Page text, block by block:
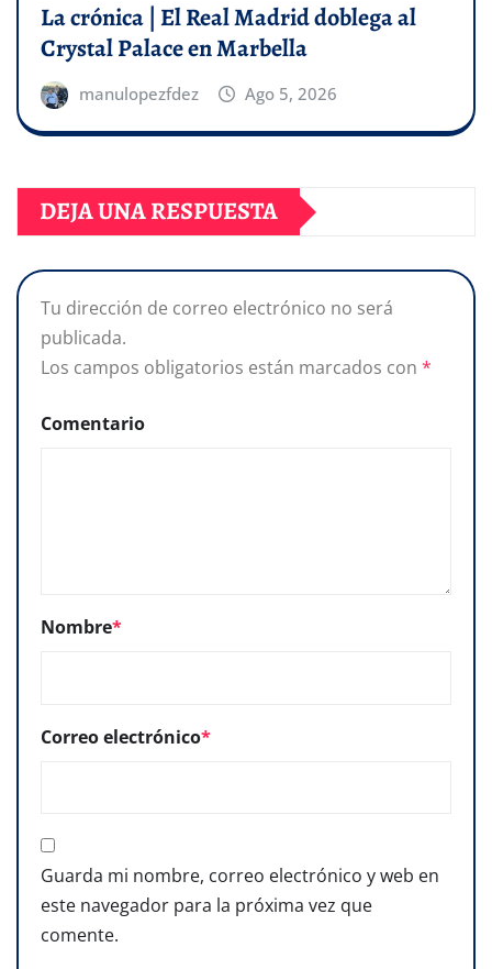
La crónica | El Real Madrid doblega al
Crystal Palace en Marbella
manulopezfdez Ago 5, 2026
DEJA UNA RESPUESTA
Tu dirección de correo electrónico no será
publicada.
Los campos obligatorios están marcados con *
Comentario
Nombre*
Correo electrónico*
Guarda mi nombre, correo electrónico y web en
este navegador para la próxima vez que
comente.